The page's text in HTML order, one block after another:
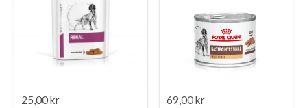
Rea-
25,00 kr
Rea-
69,00 kr